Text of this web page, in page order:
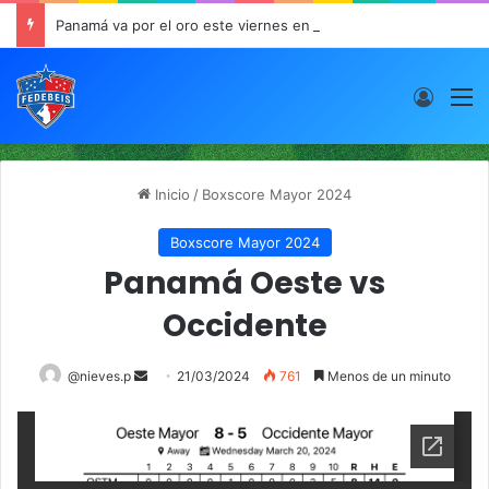
Panamá va por el oro este viernes en JCDC
Inicio / Boxscore Mayor 2024
Boxscore Mayor 2024
Panamá Oeste vs
Occidente
@nieves.p
S
n
a
21/03/2024 761 Menos de un minuto